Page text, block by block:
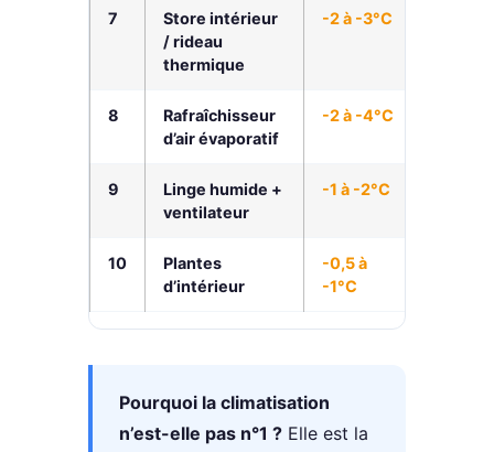
7
Store intérieur
/ rideau
thermique
-2 à -3°C
8
Rafraîchisseur
d’air évaporatif
-2 à -4°C
9
Linge humide +
ventilateur
-1 à -2°C
10
Plantes
d’intérieur
-0,5 à
-1°C
Pourquoi la climatisation
n’est-elle pas n°1 ? Elle est la